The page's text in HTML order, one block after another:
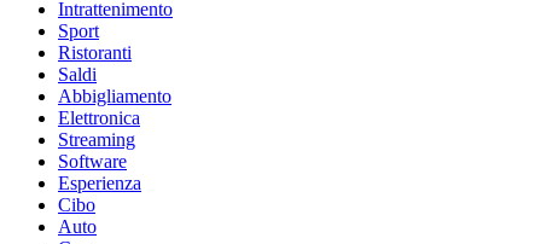
Intrattenimento
Sport
Ristoranti
Saldi
Abbigliamento
Elettronica
Streaming
Software
Esperienza
Cibo
Auto